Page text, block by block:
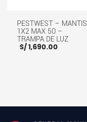
PESTWEST – MANTIS
1X2 MAX 50 –
TRAMPA DE LUZ
S/1,690.00